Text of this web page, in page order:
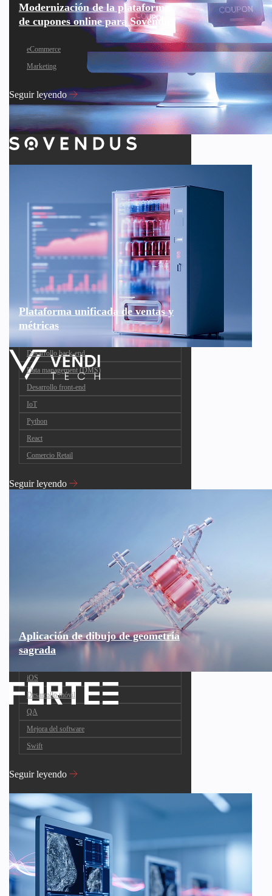
Modernización de la plataforma
de cupones online para Sovendus
eCommerce
Marketing
Seguir leyendo
Plataforma unificada de ventas y
métricas
Desarrollo back-end
Data management (DMS)
Desarrollo front-end
IoT
Python
React
Comercio Retail
Seguir leyendo
Aplicación de dibujo de geometría
sagrada
iOS
Desarrollo móvil
QA
Mejora del software
Swift
Seguir leyendo